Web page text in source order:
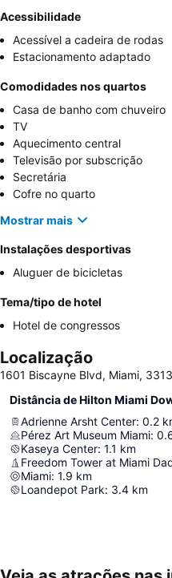
Acessibilidade
Acessível a cadeira de rodas
Estacionamento adaptado
Comodidades nos quartos
Casa de banho com chuveiro
TV
Aquecimento central
Televisão por subscrição
Secretária
Cofre no quarto
Mostrar mais
Instalações desportivas
Aluguer de bicicletas
Tema/tipo de hotel
Hotel de congressos
Localização
1601 Biscayne Blvd, Miami,
Distância de Hilton Miami
Adrienne Arsht Center: 0.2
Pérez Art Museum Miami:
Kaseya Center: 1.1 km
Freedom Tower at Miami
Miami: 1.9 km
Loandepot Park: 3.4 km